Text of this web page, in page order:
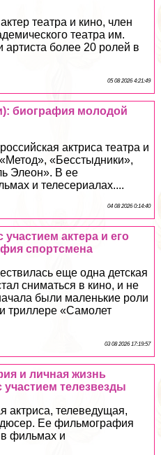
театра и кино, члeн
театра им.
более 20 ролей в
05 08 2026 4:21:49
биография молодой
актриса театра и
«Бесстыдники»,
Элеон». В ее
и телесериалах....
04 08 2026 0:14:40
актера и его
спортсмена
еще одна детская
сниматься в кино, и не
были маленькие роли
триллере «Самолет
03 08 2026 17:19:57
и личная жизнь
телезвезды
актриса, телеведущая,
Ее фильмография
фильмах и